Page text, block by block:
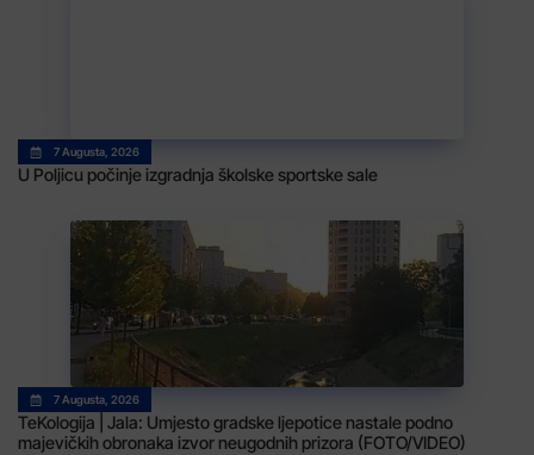
7 Augusta, 2026
U Poljicu počinje izgradnja školske sportske sale
7 Augusta, 2026
TeKologija | Jala: Umjesto gradske ljepotice nastale podno
majevičkih obronaka izvor neugodnih prizora (FOTO/VIDEO)